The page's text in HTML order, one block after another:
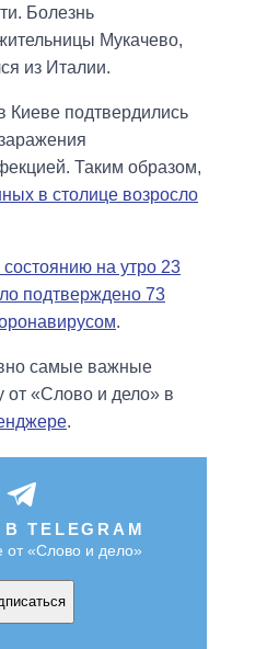
Болезнь
Мукачево,
из Италии.
Киеве подтвердились
Таким образом,
в столице возросло
состоянию на утро 23
подтверждено 73
.
самые важные
от «Слово и дело» в
.
TELEGRAM
от «Слово и дело»